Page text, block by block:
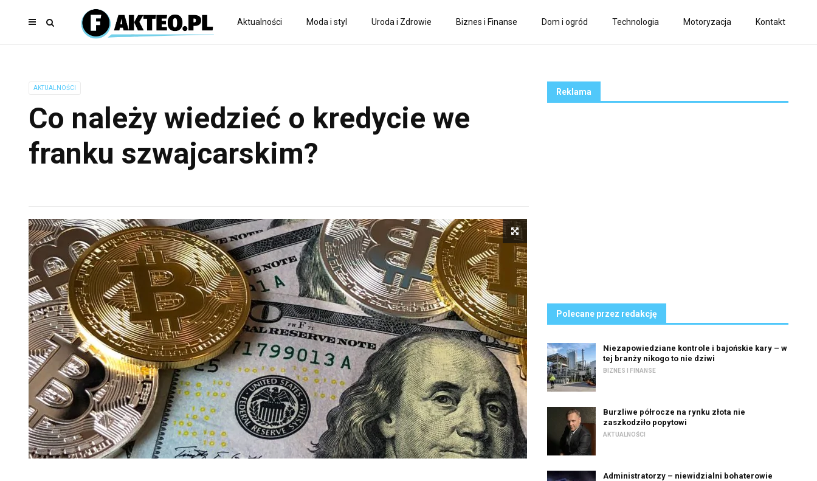
Aktualności Moda i styl Uroda i Zdrowie Biznes i Finanse Dom i ogród Technologia Motoryzacja Kontakt
AKTUALNOŚCI
Co należy wiedzieć o kredycie we
franku szwajcarskim?
Reklama
Polecane przez redakcję
Niezapowiedziane kontrole i bajońskie kary – w
tej branży nikogo to nie dziwi
BIZNES I FINANSE
Burzliwe półrocze na rynku złota nie
zaszkodziło popytowi
AKTUALNOŚCI
Administratorzy – niewidzialni bohaterowie